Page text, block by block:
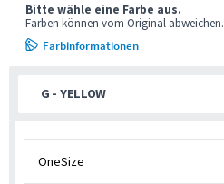
G - YELLOW
Bitte wähle eine Farbe aus.
Farben können vom Original abweichen.
Farbinformationen